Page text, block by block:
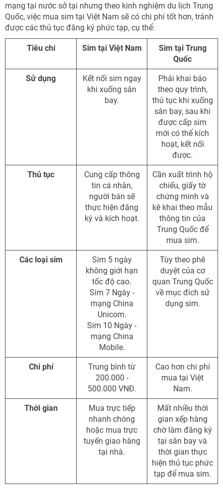
mạng tại nước sở tại nhưng theo kinh nghiệm du lịch Trung
Quốc, việc mua sim tại Việt Nam sẽ có chi phí tốt hơn, tránh
được các thủ tục đăng ký phức tạp, cụ thể:
Tiêu chí Sim tại Việt Nam
Sim tại Trung
Quốc
Sử dụng
Kết nối sim ngay
khi xuống sân
bay.
Phải khai báo
theo quy trình,
thủ tục khi xuống
sân bay, sau khi
được cấp sim
mới có thể kích
hoạt, kết nối
được.
Thủ tục
Cung cấp thông
tin cá nhân,
người bán sẽ
thực hiện đăng
ký và kích hoạt.
Cần xuất trình hộ
chiếu, giấy tờ
chứng minh và
kê khai theo mẫu
thông tin của
Trung Quốc để
mua sim.
Các loại sim
Sim 5 ngày
không giới hạn
tốc độ cao.
Sim 7 Ngày -
mạng China
Unicom.
Sim 10 Ngày -
mạng China
Mobile.
Tùy theo phê
duyệt của cơ
quan Trung Quốc
về mục đích sử
dụng sim.
Chi phí
Trung bình từ
200.000 -
500.000 VNĐ.
Cao hơn chi phí
mua tại Việt
Nam.
Thời gian
Mua trực tiếp
nhanh chóng
hoặc mua trực
tuyến giao hàng
tại nhà.
Mất nhiều thời
gian xếp hàng
chờ làm đăng ký
tại sân bay và
thời gian thực
hiện thủ tục phức
tạp để mua sim.